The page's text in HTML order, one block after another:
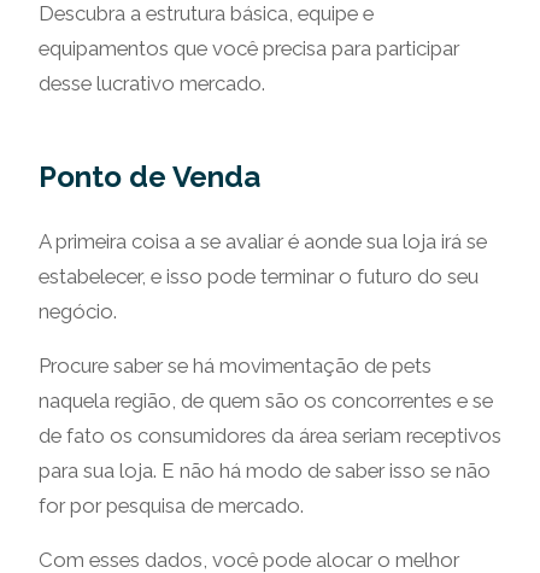
Descubra a estrutura básica, equipe e
equipamentos que você precisa para participar
desse lucrativo mercado.
Ponto de Venda
A primeira coisa a se avaliar é aonde sua loja irá se
estabelecer, e isso pode terminar o futuro do seu
negócio.
Procure saber se há movimentação de pets
naquela região, de quem são os concorrentes e se
de fato os consumidores da área seriam receptivos
para sua loja. E não há modo de saber isso se não
for por pesquisa de mercado.
Com esses dados, você pode alocar o melhor